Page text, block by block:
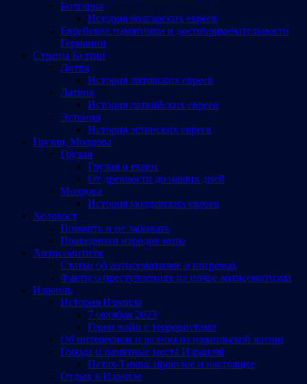
Болгария
История болгарских евреев
Еврейские памятники и достопримечательности
Германии
Страны Балтии
Литва
История литовских евреев
Латвия
История латвийских евреев
Эстония
История эстонских евреев
Грузия, Молдова
Грузия
Грузия и евреи
От древности до наших дней
Молдова
История молдавских евреев
Холокост
Помнить и не забывать
Праведники народов мира
Антисемитизм
Статьи об антисемитизме и погромах
Факты о преступлениях на почве антисемитизма
Израиль
История Израиля
7 октября 2023
Герои войн с террористами
Об интересном и разном из израильской жизни
Города и памятные места Израиляl
Петах-Тиква: прошлое и настоящее
Отдых в Израиле